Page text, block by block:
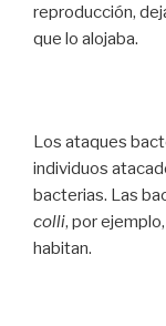
reproducción,
que lo alojaba.
Los ataques
individuos
bacterias. Las
colli, por
habitan.